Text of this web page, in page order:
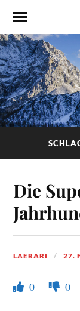
Die
LAERARI 27.
0 0